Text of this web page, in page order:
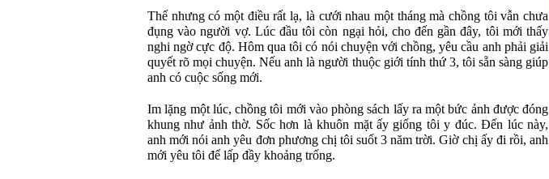
Thế nhưng có một điều rất lạ, là cưới nhau một tháng mà chồng tôi vẫn chưa
đụng vào người vợ. Lúc đầu tôi còn ngại hỏi, cho đến gần đây, tôi mới thấy
nghi ngờ cực độ. Hôm qua tôi có nói chuyện với chồng, yêu cầu anh phải giải
quyết rõ mọi chuyện. Nếu anh là người thuộc giới tính thứ 3, tôi sẵn sàng giúp
anh có cuộc sống mới.
Im lặng một lúc, chồng tôi mới vào phòng sách lấy ra một bức ảnh được đóng
khung như ảnh thờ. Sốc hơn là khuôn mặt ấy giống tôi y đúc. Đến lúc này,
anh mới nói anh yêu đơn phương chị tôi suốt 3 năm trời. Giờ chị ấy đi rồi, anh
mới yêu tôi để lấp đầy khoảng trống.